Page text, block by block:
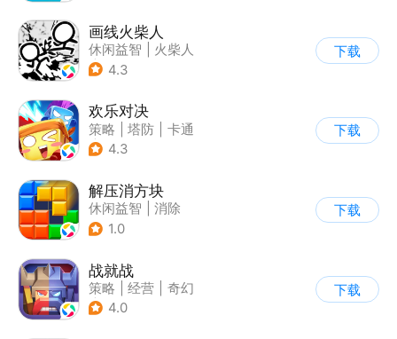
画线火柴人
休闲益智
火柴人
| DIY
4.3
下载
欢乐对决
策略 塔防
卡通
| 卡牌
4.3
下载
解压消方块
休闲益智
消除
1.0
下载
战就战
策略 经营
奇幻
| 欧美风
4.0
下载